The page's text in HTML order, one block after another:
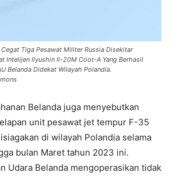
Tiga Pesawat Militer Russia Disekitar
Intelijen Ilyushin Il-20M Coot-A Yang Berhasil
Belanda Didekat Wilayah Polandia.
Belanda juga menyebutkan
unit pesawat jet tempur F-35
di wilayah Polandia selama
bulan Maret tahun 2023 ini.
Udara Belanda mengoperasikan tidak